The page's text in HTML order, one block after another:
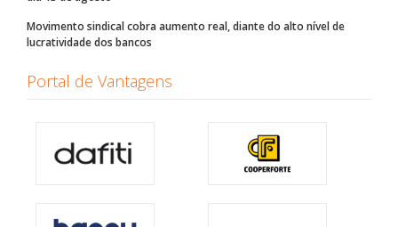
Movimento sindical cobra aumento real, diante do alto nível de
lucratividade dos bancos
Portal de Vantagens